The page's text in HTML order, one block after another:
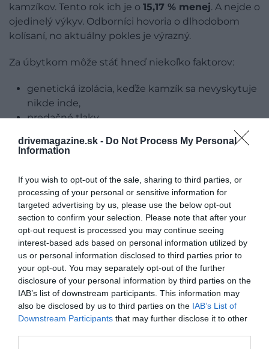
drivemagazine.sk - Do Not Process My Personal
Information
If you wish to opt-out of the sale, sharing to third parties, or
processing of your personal or sensitive information for
targeted advertising by us, please use the below opt-out
section to confirm your selection. Please note that after your
opt-out request is processed you may continue seeing
interest-based ads based on personal information utilized by
us or personal information disclosed to third parties prior to
your opt-out. You may separately opt-out of the further
disclosure of your personal information by third parties on the
IAB’s list of downstream participants. This information may
also be disclosed by us to third parties on the IAB’s List of
Downstream Participants that may further disclose it to other
kamzíkov. Tento rok ich je o 15,17 % menej. A nejde o
ojedinelý výkyv. Odborníci hovoria o dlhodobom
kolísaní, no aktuálny pokles je výrazný.
Za úbytkom môže stáť hneď niekoľko faktorov:
genetická izolácia, keďže kamzík sa nevyskytuje
nikde inde,
predačné tlaky,
zmeny prostredia spôsobené ľudskou aktivitou,
porušovanie návštevného poriadkua rušenie
Najmä posledný bod
sa stáva čoraz väčším
problémom. Zvieratá sú vystavované stresu, ktorý
môže ovplyvniť ich správanie aj prežívanie mláďat.